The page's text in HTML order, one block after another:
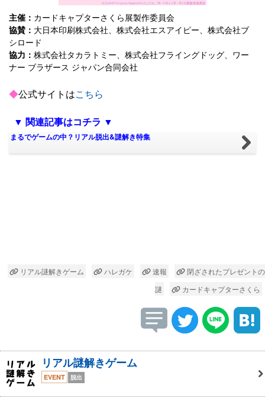
主催： カードキャプターさくら展製作委員会
協賛： 大日本印刷株式会社、株式会社エスアイピー、株式会社ブ
シロード
協力： 株式会社タカラトミー、株式会社フライングドッグ、ワー
ナー ブラザース ジャパン合同会社
◆公式サイトはこちら
▼ 関連記事はコチラ ▼
まるでゲームの中？リアル脱出&謎解き特集
リアル謎解きゲーム ハレガケ 速報
閉ざされたプレゼントの
謎
カードキャプターさくら
リアル謎解きゲーム
EVENT 脱出